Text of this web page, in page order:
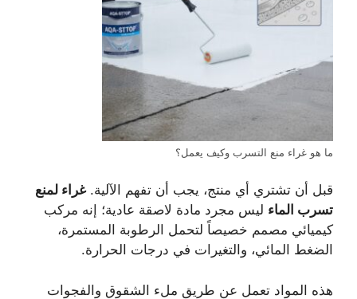
ما هو غراء منع التسرب وكيف يعمل؟
قبل أن تشتري أي منتج، يجب أن تفهم الآلية.غراء لمنع
تسرب الماء ليس مجرد مادة لاصقة عادية؛ إنه مركب
كيميائي مصمم خصيصاً لتحمل الرطوبة المستمرة،
الضغط المائي، والتغيرات في درجات الحرارة.
هذه المواد تعمل عن طريق ملء الشقوق والفجوات